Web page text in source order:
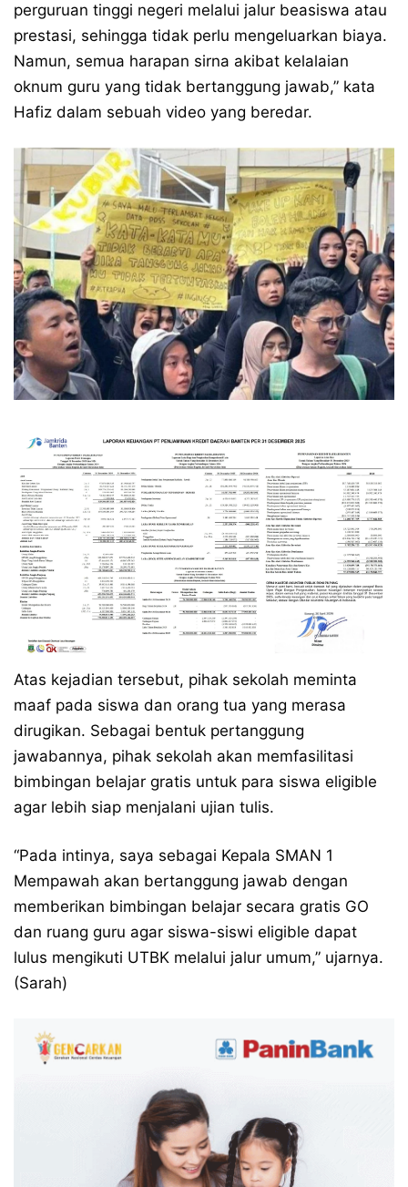
perguruan tinggi negeri melalui jalur beasiswa atau
prestasi, sehingga tidak perlu mengeluarkan biaya.
Namun, semua harapan sirna akibat kelalaian
oknum guru yang tidak bertanggung jawab,” kata
Hafiz dalam sebuah video yang beredar.
Atas kejadian tersebut, pihak sekolah meminta
maaf pada siswa dan orang tua yang merasa
dirugikan. Sebagai bentuk pertanggung
jawabannya, pihak sekolah akan memfasilitasi
bimbingan belajar gratis untuk para siswa eligible
agar lebih siap menjalani ujian tulis.
“Pada intinya, saya sebagai Kepala SMAN 1
Mempawah akan bertanggung jawab dengan
memberikan bimbingan belajar secara gratis GO
dan ruang guru agar siswa-siswi eligible dapat
lulus mengikuti UTBK melalui jalur umum,” ujarnya.
(Sarah)